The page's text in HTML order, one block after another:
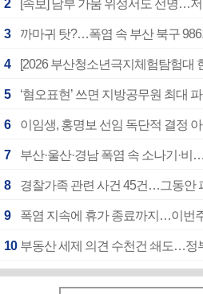
2 [속보] 남부 가뭄 위성서도 선명…
3 까마귀 탓?…폭염 속 부산 북구 986
4
5 ‘혐오표현’ 쓰면 지방공무원 최대
6 이임생, 홍명보 선임 독단적 결정
7 부산·울산·경남 폭염 속 소나기·
8 경찰가족 관련 사건 45건…그동안
9 폭염 지속에 휴가 종료까지…이번
10 부동산 세제 의견 수천건 쇄도…정